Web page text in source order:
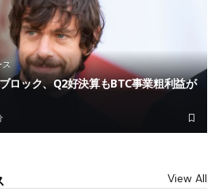
ス
ロック、Q2好決算もBTC事業粗利益が
View All